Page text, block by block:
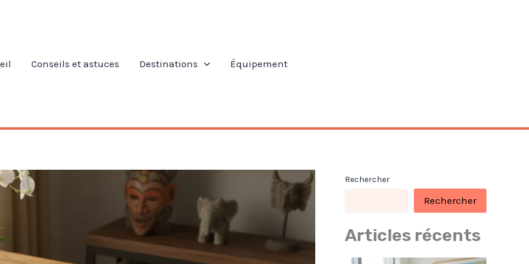
Conseils et astuces Destinations Équipement
Rechercher
Rechercher
Articles récents